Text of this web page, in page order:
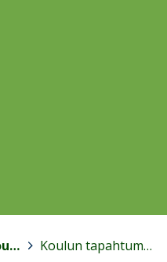
Lapin koulu Koulun tapahtumat